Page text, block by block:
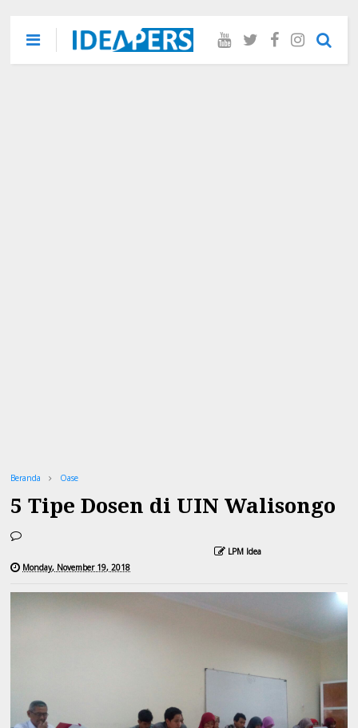
Beranda Oase
5 Tipe Dosen di UIN Walisongo
LPM Idea
Monday, November 19, 2018